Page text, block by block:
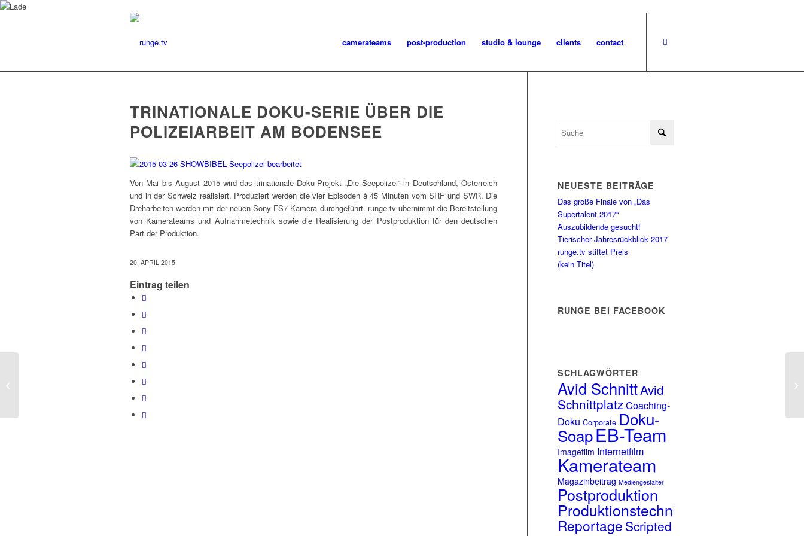
camerateams post-production studio & lounge clients contact
TRINATIONALE DOKU-SERIE ÜBER DIE
POLIZEIARBEIT AM BODENSEE
Von Mai bis August 2015 wird das trinationale Doku-Projekt „Die Seepolizei“ in Deutschland, Österreich
und in der Schweiz realisiert. Produziert werden die vier Episoden à 45 Minuten vom SRF und SWR. Die
Dreharbeiten werden mit der neuen Sony FS7 Kamera durchgeführt. runge.tv übernimmt die Bereitstellung
von Kamerateams und Aufnahmetechnik sowie die Realisierung der Postproduktion für den deutschen
Part der Produktion.
20. APRIL 2015
Eintrag teilen
NEUESTE BEITRÄGE
Das große Finale von „Das
Supertalent 2017“
Auszubildende gesucht!
Tierischer Jahresrückblick 2017
runge.tv stiftet Preis
(kein Titel)
RUNGE BEI FACEBOOK
SCHLAGWÖRTER
Avid SchnittAvid
SchnittplatzCoaching-
Doku Corporate Doku-
SoapEB-Team
Imagefilm Internetfilm
Kamerateam
Magazinbeitrag Mediengestalter
Postproduktion
Produktionstechnik
Reportage Scripted
13. Staffel von „Das perfekte Dinner“